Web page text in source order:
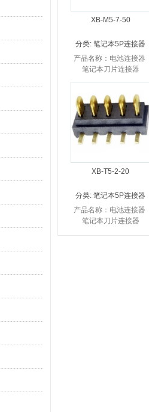
XB-M5-7-50
分类: 笔记本5P连接器
产品名称：电池连接器
笔记本刀片连接器
品 牌：溪榜电子 笔记本
笔记本电池连接器P...
XB-T5-2-20
分类: 笔记本5P连接器
产品名称：电池连接器
笔记本刀片连接器